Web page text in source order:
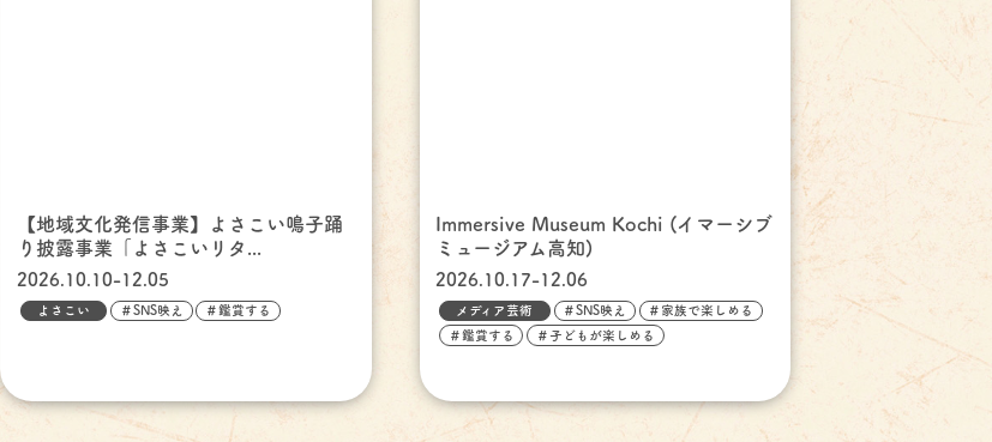
【地域文化発信事業】よさこい鳴子踊
り披露事業「よさこいリタ...
2026.10.10-12.05
よさこい ＃SNS映え ＃鑑賞する
Immersive Museum Kochi (イマーシブ
ミュージアム高知)
2026.10.17-12.06
メディア芸術 ＃SNS映え ＃家族で楽しめる
＃鑑賞する ＃子どもが楽しめる